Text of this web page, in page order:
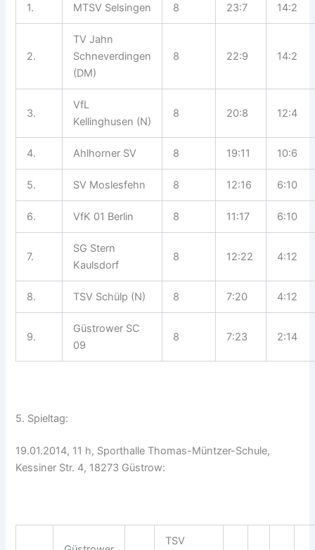
1. MTSV Selsingen 8 23:7 14:2
2.
TV Jahn
Schneverdingen
(DM)
8 22:9 14:2
3.
VfL
Kellinghusen (N)
8 20:8 12:4
4. Ahlhorner SV 8 19:11 10:6
5. SV Moslesfehn 8 12:16 6:10
6. VfK 01 Berlin 8 11:17 6:10
7.
SG Stern
Kaulsdorf
8 12:22 4:12
8. TSV Schülp (N) 8 7:20 4:12
9.
Güstrower SC
09
8 7:23 2:14
5. Spieltag:
19.01.2014, 11 h, Sporthalle Thomas-Müntzer-Schule,
Kessiner Str. 4, 18273 Güstrow:
TSV